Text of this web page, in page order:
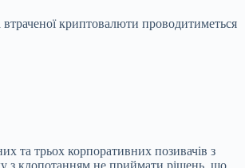
втраченої криптовалюти проводитиметься
та трьох корпоративних позивачів з
з клопотанням не приймати рішень, що